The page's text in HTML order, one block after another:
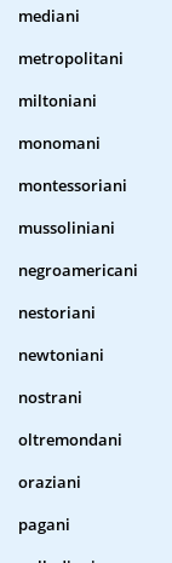
mediani
metropolitani
miltoniani
monomani
montessoriani
mussoliniani
negroamericani
nestoriani
newtoniani
nostrani
oltremondani
oraziani
pagani